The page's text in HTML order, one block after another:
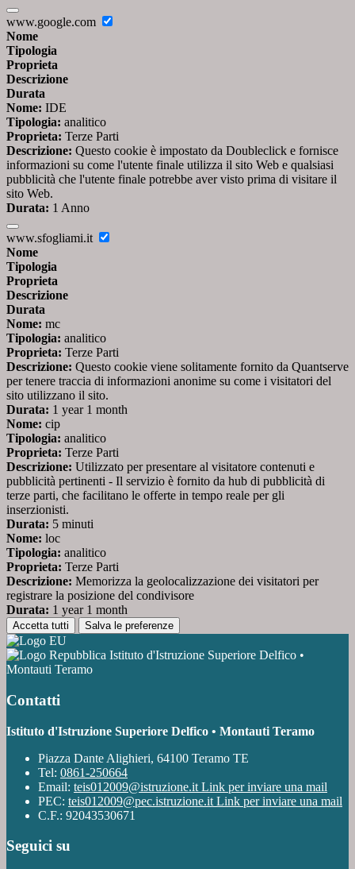
www.google.com
Nome
Tipologia
Proprieta
Descrizione
Durata
Nome: IDE
Tipologia: analitico
Proprieta: Terze Parti
Descrizione: Questo cookie è impostato da Doubleclick e fornisce
informazioni su come l'utente finale utilizza il sito Web e qualsiasi
pubblicità che l'utente finale potrebbe aver visto prima di visitare il
sito Web.
Durata: 1 Anno
www.sfogliami.it
Nome
Tipologia
Proprieta
Descrizione
Durata
Nome: mc
Tipologia: analitico
Proprieta: Terze Parti
Descrizione: Questo cookie viene solitamente fornito da Quantserve
per tenere traccia di informazioni anonime su come i visitatori del
sito utilizzano il sito.
Durata: 1 year 1 month
Nome: cip
Tipologia: analitico
Proprieta: Terze Parti
Descrizione: Utilizzato per presentare al visitatore contenuti e
pubblicità pertinenti - Il servizio è fornito da hub di pubblicità di
terze parti, che facilitano le offerte in tempo reale per gli
inserzionisti.
Durata: 5 minuti
Nome: loc
Tipologia: analitico
Proprieta: Terze Parti
Descrizione: Memorizza la geolocalizzazione dei visitatori per
registrare la posizione del condivisore
Durata: 1 year 1 month
Accetta tutti Salva le preferenze
Istituto d'Istruzione Superiore Delfico •
Montauti Teramo
Contatti
Istituto d'Istruzione Superiore Delfico • Montauti Teramo
Piazza Dante Alighieri, 64100 Teramo TE
Tel: 0861-250664
Email: teis012009@istruzione.it Link per inviare una mail
PEC: teis012009@pec.istruzione.it Link per inviare una mail
C.F.: 92043530671
Seguici su